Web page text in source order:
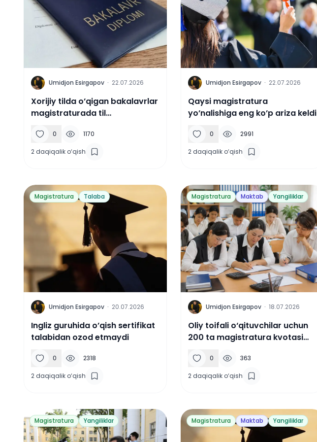
U Umidjon Esirgapov · 22.07.2026
Xorijiy tilda o’qigan bakalavrlar
magistraturada til
0 1170
2 daqiqalik o‘qish
U Umidjon Esirgapov · 22.07.2026
Qaysi magistratura
yo’nalishiga eng ko’p ariza keldi
0 2991
2 daqiqalik o‘qish
Magistratura Talaba
U Umidjon Esirgapov · 20.07.2026
Ingliz guruhida o’qish sertifikat
talabidan ozod etmaydi
0 2318
2 daqiqalik o‘qish
Magistratura Maktab Yangiliklar
U Umidjon Esirgapov · 18.07.2026
Oliy toifali o‘qituvchilar uchun
200 ta magistratura kvotasi
0 363
2 daqiqalik o‘qish
Magistratura Yangiliklar Magistratura Maktab Yangiliklar